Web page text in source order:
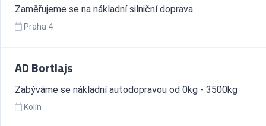
Zaměřujeme se na nákladní silniční doprava.
Praha 4
AD Bortlajs
Zabýváme se nákladní autodopravou od 0kg - 3500kg
Kolín